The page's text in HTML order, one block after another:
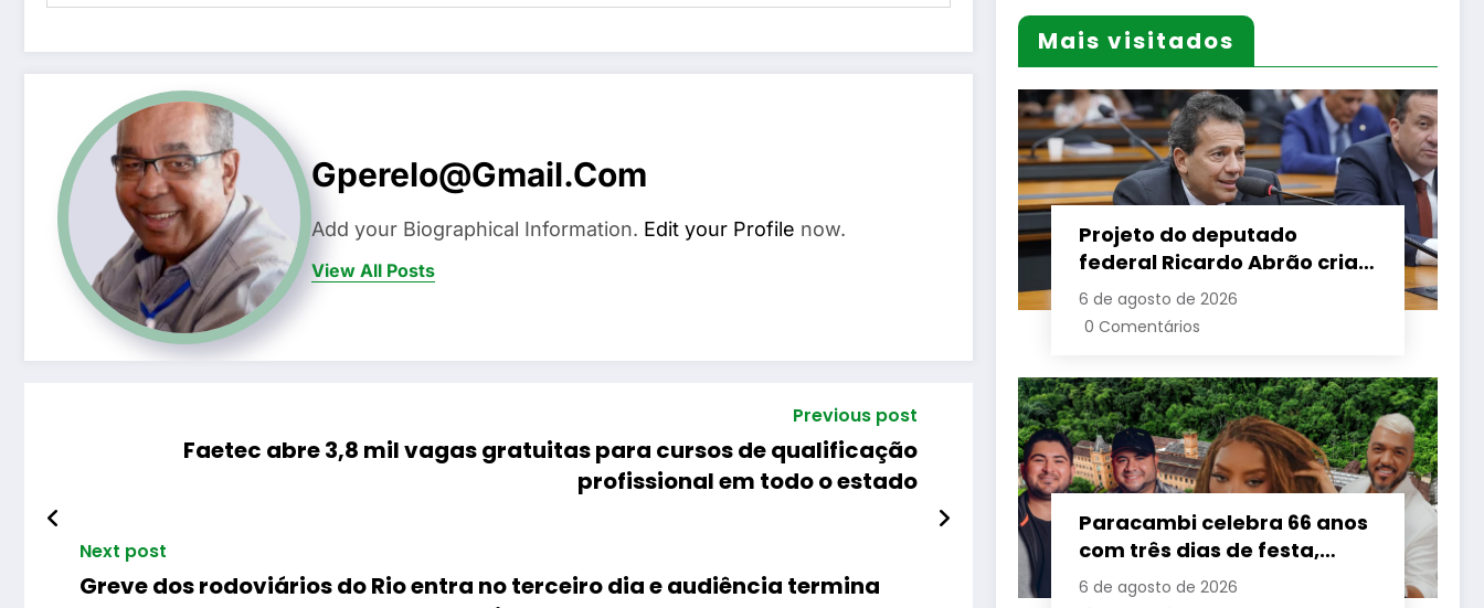
Gperelo@gmail.com
Add your Biographical Information. Edit your Profile now.
View All Posts
Previous post
Faetec abre 3,8 mil vagas gratuitas para cursos de qualificação
profissional em todo o estado
Next post
Greve dos rodoviários do Rio entra no terceiro dia e audiência termina
Mais visitados
Projeto do deputado
federal Ricardo Abrão cria
‘Lei Recomeço 40+ Mulher’
para ampliar
e combater o preconceito
por idade
6 de agosto de 2026
0 Comentários
Paracambi celebra 66 anos
com três dias de festa,
grandes shows e
6 de agosto de 2026